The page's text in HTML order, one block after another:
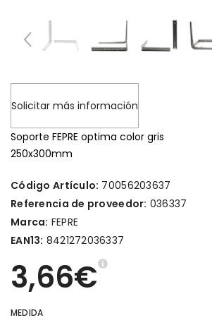
Soporte FEPRE optima color gris
250x300mm
Solicitar más información
Código Artículo: 70056203637
Referencia de proveedor: 036337
Marca: FEPRE
EAN13: 8421272036337
3,66€
MEDIDA